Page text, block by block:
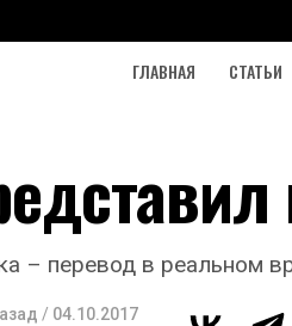
ГЛАВНАЯ СТАТЬИ
– перевод в реальном
/ 04.10.2017